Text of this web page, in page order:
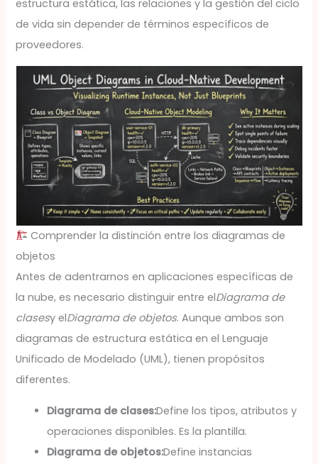
estructura estática, las relaciones y la gestión del ciclo
de vida sin depender de términos específicos de
proveedores.
Comprender la distinción entre los diagramas de
objetos
Antes de adentrarnos en aplicaciones específicas de
la nube, es necesario distinguir entre elDiagrama de
clasesy elDiagrama de objetos. Aunque ambos son
diagramas de estructura estática en el Lenguaje
Unificado de Modelado (UML), tienen propósitos
diferentes.
Diagrama de clases:Define los tipos, atributos y
operaciones disponibles. Es la plantilla.
Diagrama de objetos:Define instancias